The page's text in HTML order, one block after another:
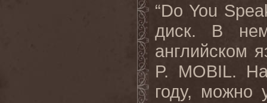
“Do You
диск. В
английском
P. MOBIL.
году, можно